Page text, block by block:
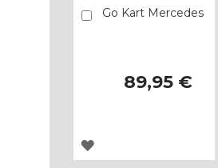
Go Kart Mercedes
89,95 €
Añadir
AGREGAR